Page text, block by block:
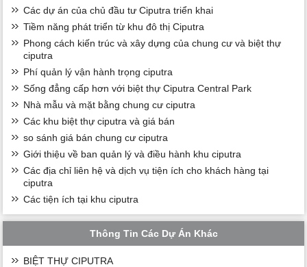
Các dự án của chủ đầu tư Ciputra triển khai
Tiềm năng phát triển từ khu đô thị Ciputra
Phong cách kiến trúc và xây dựng của chung cư và biệt thự
ciputra
Phí quản lý vận hành trọng ciputra
Sống đẳng cấp hơn với biệt thự Ciputra Central Park
Nhà mẫu và mặt bằng chung cư ciputra
Các khu biệt thự ciputra và giá bán
so sánh giá bán chung cư ciputra
Giới thiệu về ban quản lý và điều hành khu ciputra
Các địa chỉ liên hệ và dịch vụ tiện ích cho khách hàng tại
ciputra
Các tiện ích tại khu ciputra
Thông Tin Các Dự Án Khác
BIỆT THỰ CIPUTRA